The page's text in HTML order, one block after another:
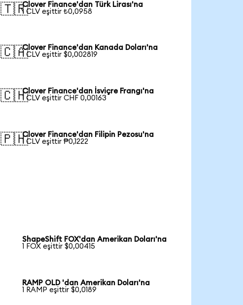
🇹🇷Clover Finance'dan Türk Lirası'na
1 CLV eşittir ₺0,0958
🇨🇦Clover Finance'dan Kanada Doları'na
1 CLV eşittir $0,002819
🇨🇭Clover Finance'dan İsviçre Frangı'na
1 CLV eşittir CHF 0,00163
🇵🇭Clover Finance'dan Filipin Pezosu'na
1 CLV eşittir ₱0,1222
ShapeShift FOX'dan Amerikan Doları'na
1 FOX eşittir $0,00415
RAMP OLD 'dan Amerikan Doları'na
1 RAMP eşittir $0,0189